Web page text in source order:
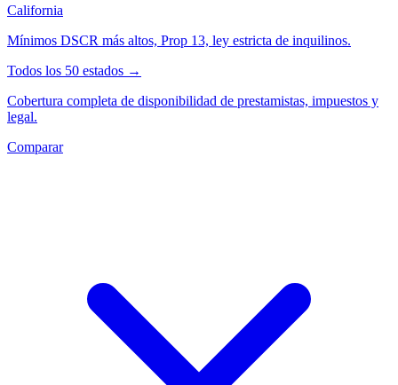
California
Mínimos DSCR más altos, Prop 13, ley estricta de inquilinos.
Todos los 50 estados →
Cobertura completa de disponibilidad de prestamistas, impuestos y
legal.
Comparar